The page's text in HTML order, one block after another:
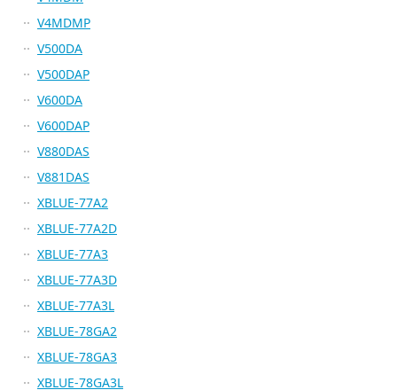
V4MDMP
V500DA
V500DAP
V600DA
V600DAP
V880DAS
V881DAS
XBLUE-77A2
XBLUE-77A2D
XBLUE-77A3
XBLUE-77A3D
XBLUE-77A3L
XBLUE-78GA2
XBLUE-78GA3
XBLUE-78GA3L